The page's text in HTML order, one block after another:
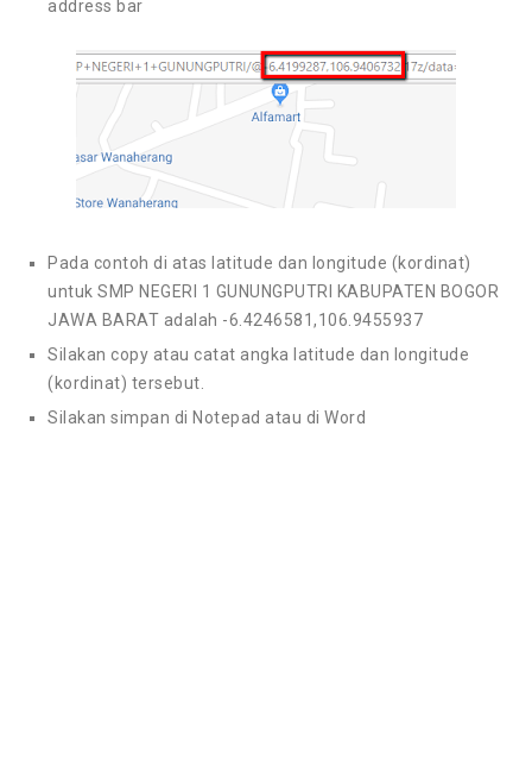
address bar
Pada contoh di atas latitude dan longitude (kordinat)
untuk SMP NEGERI 1 GUNUNGPUTRI KABUPATEN BOGOR
JAWA BARAT adalah -6.4246581,106.9455937
Silakan copy atau catat angka latitude dan longitude
(kordinat) tersebut.
Silakan simpan di Notepad atau di Word